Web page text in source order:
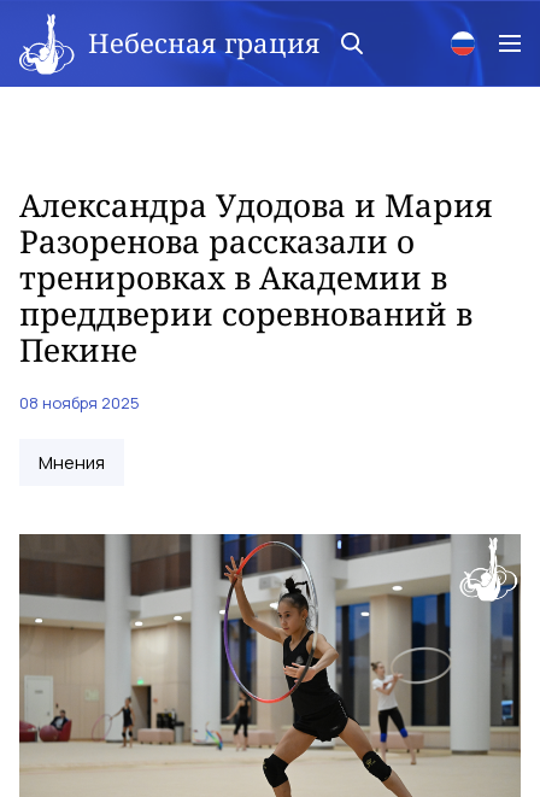
Небесная грация
Александра Удодова и Мария
Разоренова рассказали о
тренировках в Академии в
преддверии соревнований в
Пекине
08 ноября 2025
Мнения